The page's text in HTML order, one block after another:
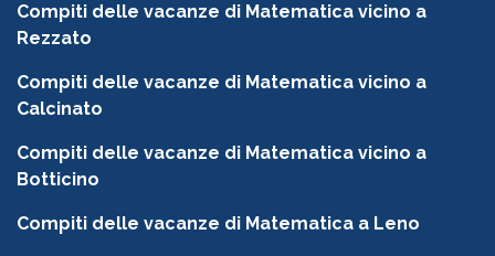
Compiti delle vacanze di Matematica vicino a
Rezzato
Compiti delle vacanze di Matematica vicino a
Calcinato
Compiti delle vacanze di Matematica vicino a
Botticino
Compiti delle vacanze di Matematica a Leno